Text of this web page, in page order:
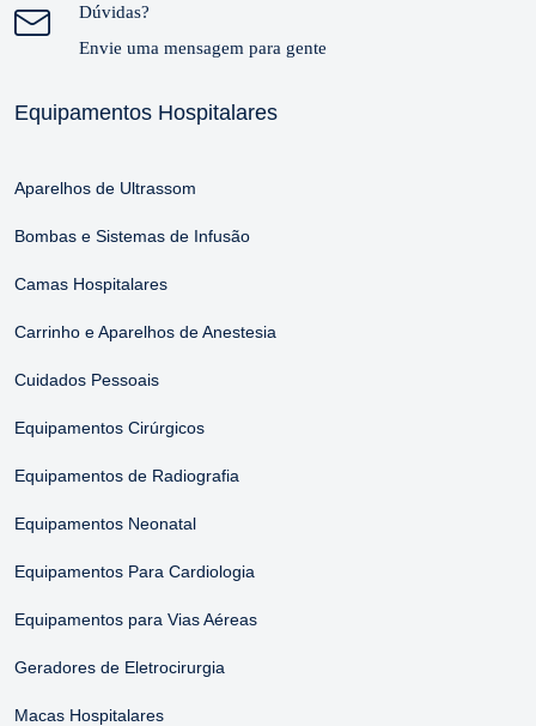
Dúvidas?
Envie uma mensagem para gente
Equipamentos Hospitalares
Aparelhos de Ultrassom
Bombas e Sistemas de Infusão
Camas Hospitalares
Carrinho e Aparelhos de Anestesia
Cuidados Pessoais
Equipamentos Cirúrgicos
Equipamentos de Radiografia
Equipamentos Neonatal
Equipamentos Para Cardiologia
Equipamentos para Vias Aéreas
Geradores de Eletrocirurgia
Macas Hospitalares